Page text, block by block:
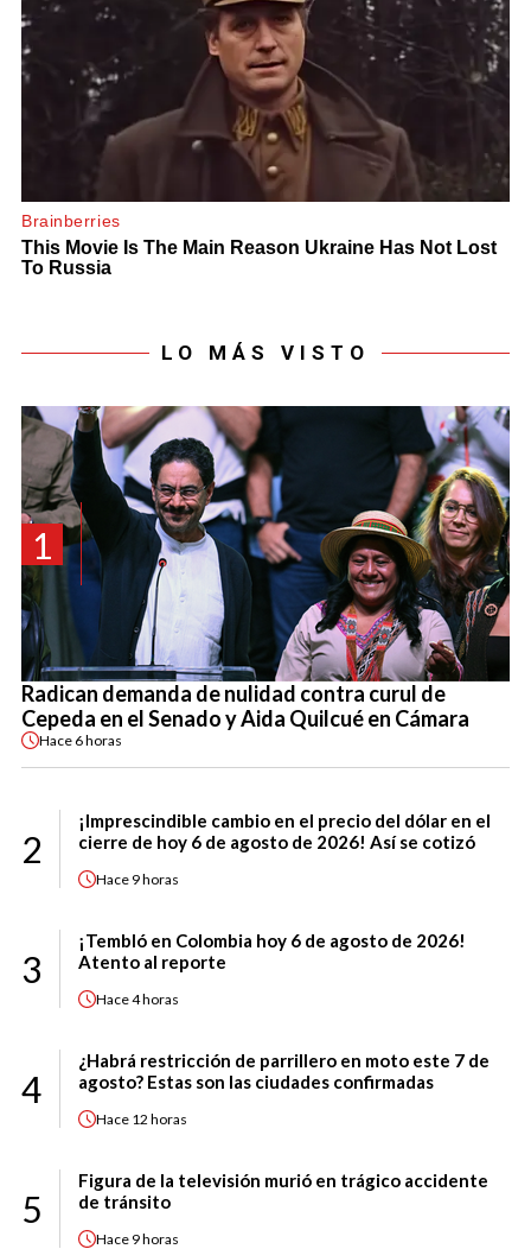
LO MÁS VISTO
1
Radican demanda de nulidad contra curul de
Cepeda en el Senado y Aida Quilcué en Cámara
Hace 6 horas
2
¡Imprescindible cambio en el precio del dólar en el
cierre de hoy 6 de agosto de 2026! Así se cotizó
Hace 9 horas
3
¡Tembló en Colombia hoy 6 de agosto de 2026!
Atento al reporte
Hace4 horas
4
¿Habrá restricción de parrillero en moto este 7 de
agosto? Estas son las ciudades confirmadas
Hace 12 horas
5
Figura de la televisión murió en trágico accidente
de tránsito
Hace 9 horas